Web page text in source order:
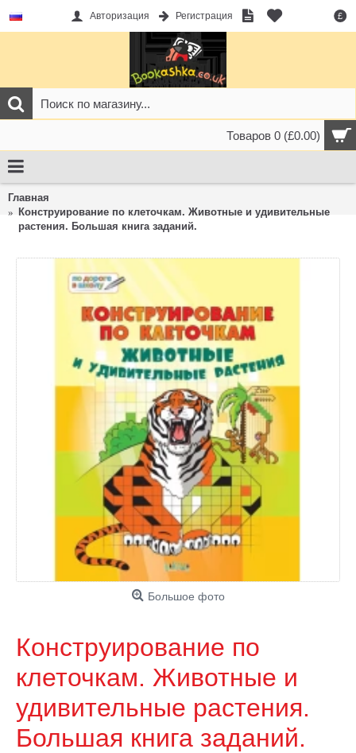
£
Авторизация Регистрация
Товаров 0 (£0.00)
Главная
Конструирование по клеточкам. Животные и удивительные
растения. Большая книга заданий.
Большое фото
Конструирование по
клеточкам. Животные и
удивительные растения.
Большая книга заданий.